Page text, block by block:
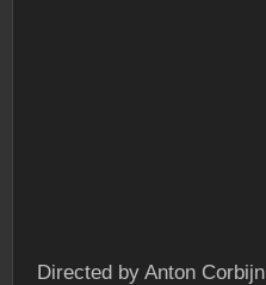
Directed by Anton Corbijn